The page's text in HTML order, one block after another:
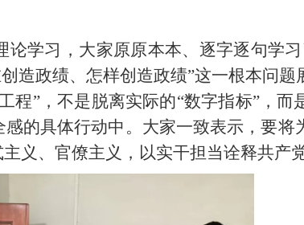
学习，大家原原本本、逐字逐句学
造政绩、怎样创造政绩”这一根本问
”，不是脱离实际的“数字指标”，而
的具体行动中。大家一致表示，要将
义、官僚主义，以实干担当诠释共